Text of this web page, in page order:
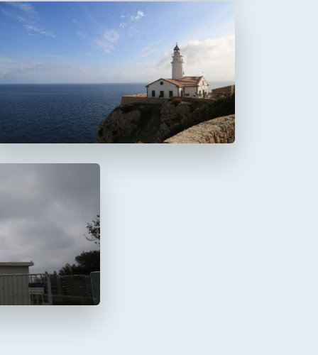
Faro de Capdepera